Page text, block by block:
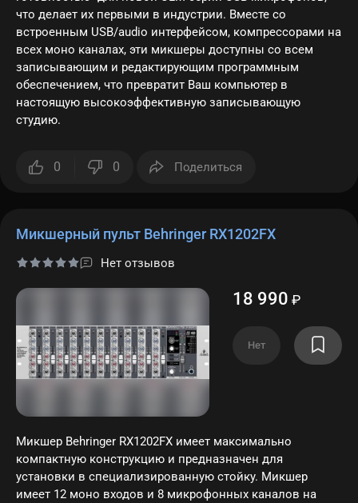
что делает их первыми в индустрии. Вместе со
встроенным USB/audio интерфейсом, компрессорами на
всех моно каналах, эти микшеры доступны со всем
записывающим и редактирующим программным
обеспечением, что превратит Ваш компьютер в
настоящую высокоэффективную записывающую
студию.
0 0 Поделиться
Микшерный пульт Behringer RX1202FX
Нет отзывов
18 990 ₽
Нет
Микшер Behringer RX1202FX имеет максимально
компактную конструкцию и предназначен для
установки в специализированную стойку. Микшер
имеет 12 моно входов и 8 микрофонных каналов на